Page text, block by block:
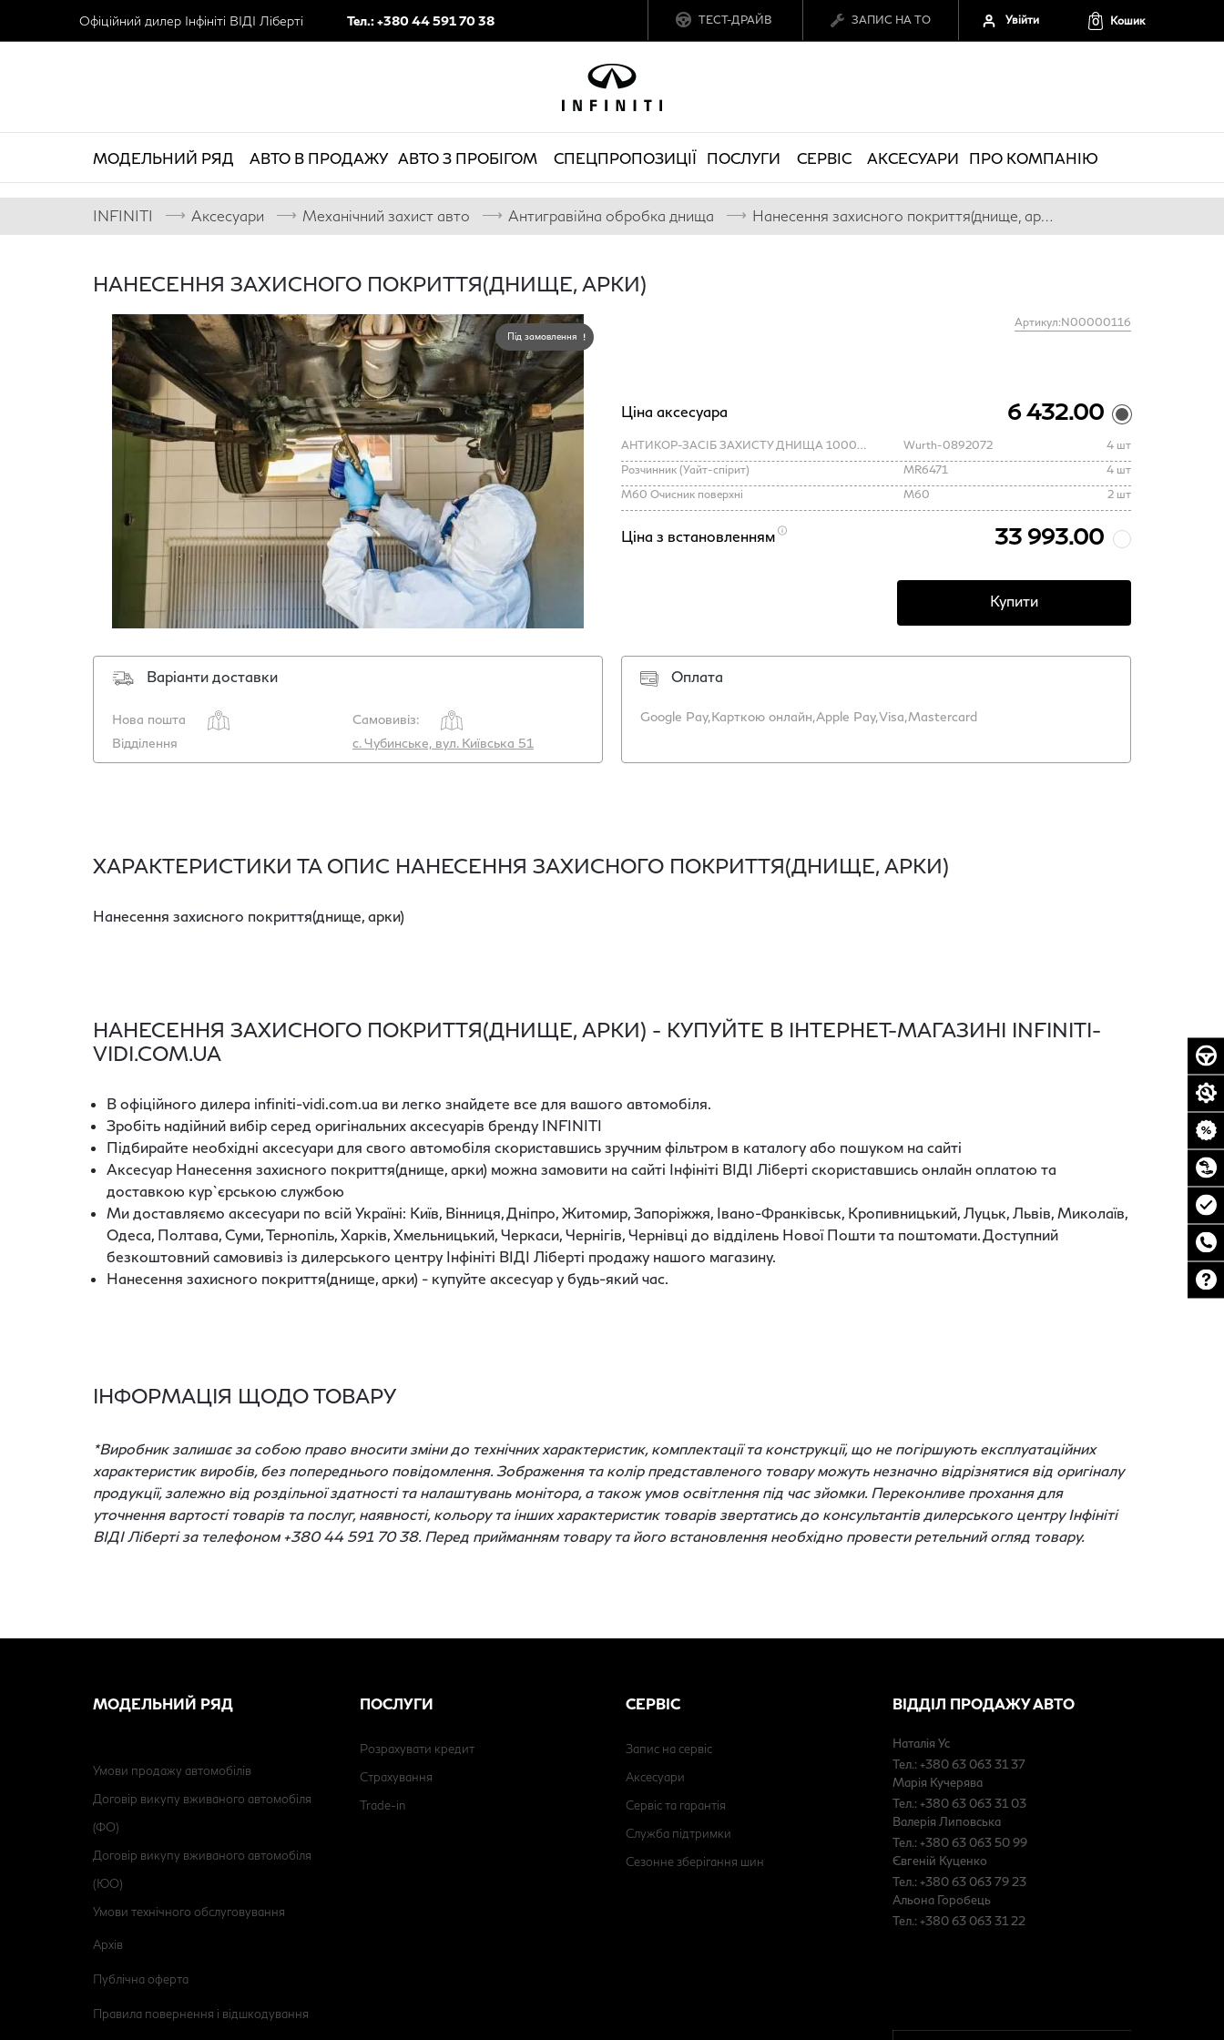
Офіційний дилер Інфініті ВІДІ Ліберті Тел.: +380 44 591 70 38 ТЕСТ-ДРАЙВ ЗАПИС НА ТО Увійти 0 Кошик
МОДЕЛЬНИЙ РЯД АВТО В ПРОДАЖУ АВТО З ПРОБІГОМ СПЕЦПРОПОЗИЦІЇ ПОСЛУГИ СЕРВІС АКСЕСУАРИ ПРО КОМПАНІЮ
INFINITI ⟶ Аксесуари ⟶ Механічний захист авто ⟶ Антигравійна обробка днища ⟶ Нанесення захисного покриття(днище, арки)
НАНЕСЕННЯ ЗАХИСНОГО ПОКРИТТЯ(ДНИЩЕ, АРКИ)
Під замовлення
Артикул:N00000116
Ціна аксесуара 6 432.00
АНТИКОР-ЗАСІБ ЗАХИСТУ ДНИЩА 1000МЛ. Wurth-0892072
4 шт
Розчинник (Уайт-спірит)
MR6471
4 шт
M60 Очисник поверхні
M60 2 шт
Ціна з встановленням 33 993.00
Купити
Варіанти доставки
Нова пошта
Самовивіз:
Відділення
с. Чубинське, вул. Київська 51
Оплата
Google Pay,Карткою онлайн,Apple Pay,Visa,Mastercard
ХАРАКТЕРИСТИКИ ТА ОПИС НАНЕСЕННЯ ЗАХИСНОГО ПОКРИТТЯ(ДНИЩЕ, АРКИ)
Нанесення захисного покриття(днище, арки)
НАНЕСЕННЯ ЗАХИСНОГО ПОКРИТТЯ(ДНИЩЕ, АРКИ) - КУПУЙТЕ В ІНТЕРНЕТ-МАГАЗИНІ INFINITI-
VIDI.COM.UA
В офіційного дилера infiniti-vidi.com.ua ви легко знайдете все для вашого автомобіля.
Зробіть надійний вибір серед оригінальних аксесуарів бренду INFINITI
Підбирайте необхідні аксесуари для свого автомобіля скориставшись зручним фільтром в каталогу або пошуком на сайті
Аксесуар Нанесення захисного покриття(днище, арки) можна замовити на сайті Інфініті ВІДІ Ліберті скориставшись онлайн оплатою та
доставкою кур`єрською службою
Ми доставляємо аксесуари по всій Україні: Київ, Вінниця, Дніпро, Житомир, Запоріжжя, Івано-Франківськ, Кропивницький, Луцьк, Львів, Миколаїв,
Одеса, Полтава, Суми, Тернопіль, Харків, Хмельницький, Черкаси, Чернігів, Чернівці до відділень Нової Пошти та поштомати. Доступний
безкоштовний самовивіз із дилерського центру Інфініті ВІДІ Ліберті продажу нашого магазину.
Нанесення захисного покриття(днище, арки) - купуйте аксесуар у будь-який час.
ІНФОРМАЦІЯ ЩОДО ТОВАРУ
*Виробник залишає за собою право вносити зміни до технічних характеристик, комплектації та конструкції, що не погіршують експлуатаційних
характеристик виробів, без попереднього повідомлення. Зображення та колір представленого товару можуть незначно відрізнятися від оригіналу
продукції, залежно від роздільної здатності та налаштувань монітора, а також умов освітлення під час зйомки. Переконливе прохання для
уточнення вартості товарів та послуг, наявності, кольору та інших характеристик товарів звертатись до консультантів дилерського центру Інфініті
ВІДІ Ліберті за телефоном +380 44 591 70 38. Перед прийманням товару та його встановлення необхідно провести ретельний огляд товару.
МОДЕЛЬНИЙ РЯД
Умови продажу автомобілів
Договір викупу вживаного автомобіля
(ФО)
Договір викупу вживаного автомобіля
(ЮО)
Умови технічного обслуговування
Архів
Публічна оферта
Правила повернення і відшкодування
ПОСЛУГИ
Розрахувати кредит
Страхування
Trade-in
СЕРВІС
Запис на сервіс
Аксесуари
Сервіс та гарантія
Служба підтримки
Сезонне зберігання шин
ВІДДІЛ ПРОДАЖУ АВТО
Наталія Ус
Тел.: +380 63 063 31 37
Марія Кучерява
Тел.: +380 63 063 31 03
Валерія Липовська
Тел.: +380 63 063 50 99
Євгеній Куценко
Тел.: +380 63 063 79 23
Альона Горобець
Тел.: +380 63 063 31 22